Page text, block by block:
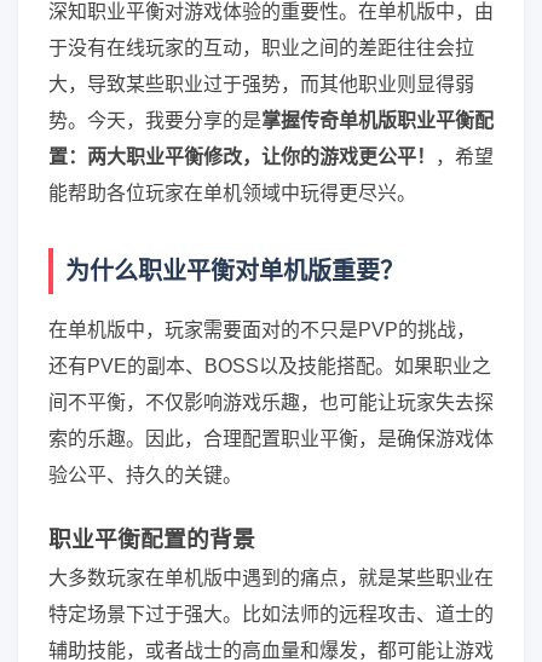
深知职业平衡对游戏体验的重要性。在单机版中，由
于没有在线玩家的互动，职业之间的差距往往会拉
大，导致某些职业过于强势，而其他职业则显得弱
势。今天，我要分享的是掌握传奇单机版职业平衡配
置：两大职业平衡修改，让你的游戏更公平！
，希望
能帮助各位玩家在单机领域中玩得更尽兴。
为什么职业平衡对单机版重要？
在单机版中，玩家需要面对的不只是PVP的挑战，
还有PVE的副本、BOSS以及技能搭配。如果职业之
间不平衡，不仅影响游戏乐趣，也可能让玩家失去探
索的乐趣。因此，合理配置职业平衡，是确保游戏体
验公平、持久的关键。
职业平衡配置的背景
大多数玩家在单机版中遇到的痛点，就是某些职业在
特定场景下过于强大。比如法师的远程攻击、道士的
辅助技能，或者战士的高血量和爆发，都可能让游戏